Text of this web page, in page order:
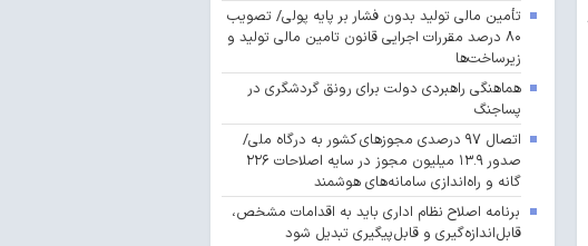
تأمین مالی تولید بدون فشار بر پایه پولی/ تصویب
۸۰ درصد مقررات اجرایی قانون تامین مالی تولید و
زیرساخت‌ها
هماهنگی راهبردی دولت برای رونق گردشگری در
پساجنگ
اتصال ۹۷ درصدی مجوزهای کشور به درگاه ملی/
صدور ۱۳.۹ میلیون مجوز در سایه اصلاحات ۲۲۶
گانه و راه‌اندازی سامانه‌های هوشمند
برنامه اصلاح نظام اداری باید به اقدامات مشخص،
قابل‌اندازه‌گیری و قابل‌پیگیری تبدیل شود